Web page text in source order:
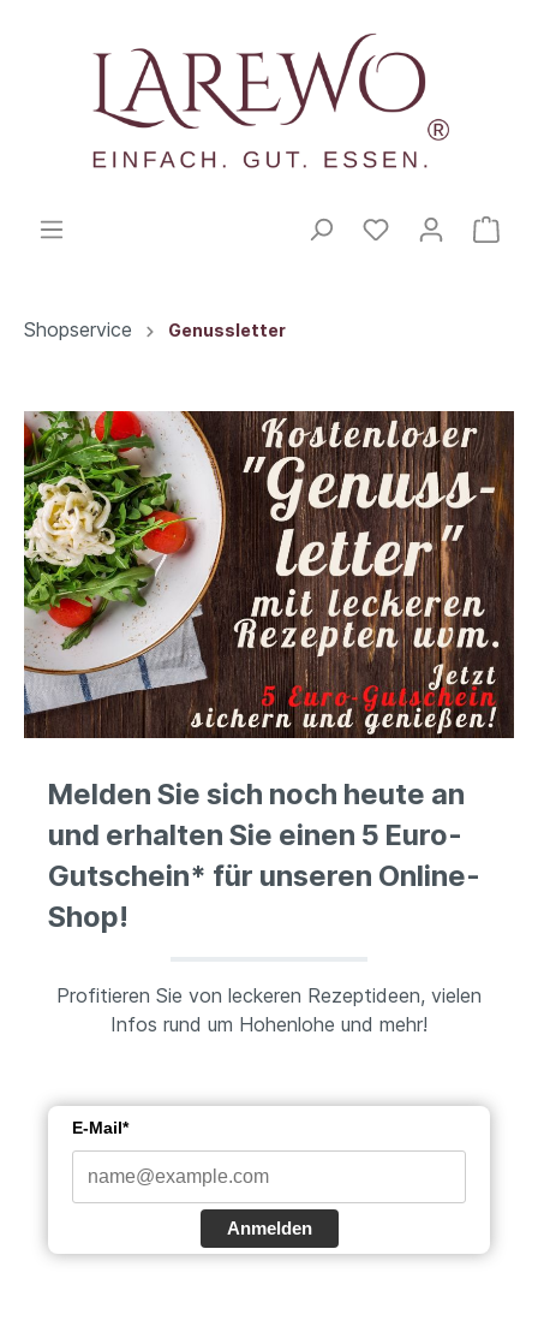
Shopservice Genussletter
Melden Sie sich noch heute an
und erhalten Sie einen 5 Euro-
Gutschein* für unseren Online-
Shop!
Profitieren Sie von leckeren Rezeptideen, vielen
Infos rund um Hohenlohe und mehr!
E-Mail*
Anmelden